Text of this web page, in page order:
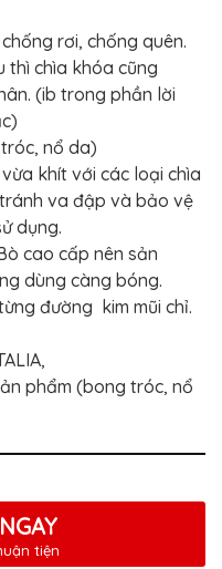
rơi, chống quên.
thì chìa khóa cũng
(ib trong phần lời
nổ da)
khít với các loại chìa
va đập và bảo vệ
dụng.
cao cấp nên sản
dùng càng bóng.
đường kim mũi chỉ.
phẩm (bong tróc, nổ
tiện